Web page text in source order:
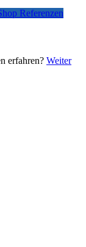
Referenzen
erfahren? Weiter